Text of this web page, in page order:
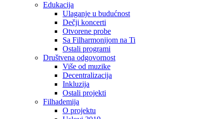
Edukacija
Ulaganje u budućnost
Dečji koncerti
Otvorene probe
Sa Filharmonijom na Ti
Ostali programi
Društvena odgovornost
Više od muzike
Decentralizacija
Inkluzija
Ostali projekti
Filhademija
O projektu